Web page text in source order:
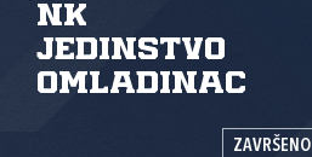
NK
Jedinstvo
Omladinac
ZAVRŠENO